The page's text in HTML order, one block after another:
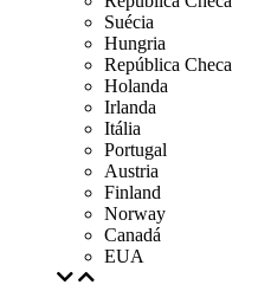
Suécia
Hungria
República Checa
Holanda
Irlanda
Itália
Portugal
Austria
Finland
Norway
Canadá
EUA